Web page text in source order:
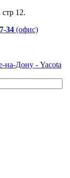
12.
34 (офис)